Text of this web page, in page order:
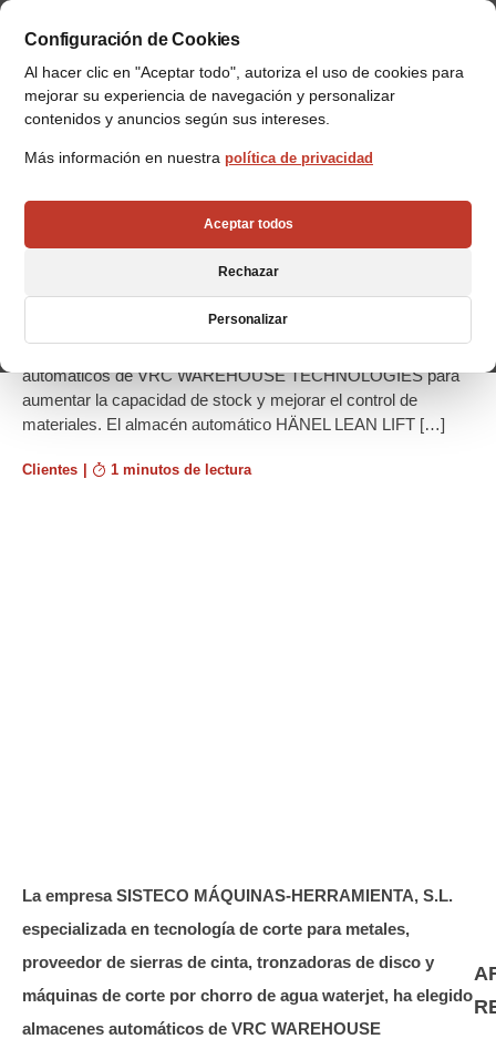
Configuración de Cookies
Al hacer clic en "Aceptar todo", autoriza el uso de cookies para
mejorar su experiencia de navegación y personalizar
contenidos y anuncios según sus intereses.
Más información en nuestra política de privacidad
Aceptar todos
Rechazar
Personalizar
automático de VRC WAREHOUSE
TECHNOLOGIES
La empresa SISTECO MÁQUINAS-HERRAMIENTA, S.L.
especializada en tecnología de corte para metales, proveedor
de sierras de cinta, tronzadoras de disco y máquinas de corte
automáticos de VRC WAREHOUSE TECHNOLOGIES para
aumentar la capacidad de stock y mejorar el control de
materiales. El almacén automático HÄNEL LEAN LIFT […]
Clientes 1 minutos de lectura
La empresa SISTECO MÁQUINAS-HERRAMIENTA, S.L.
especializada en tecnología de corte para metales,
proveedor de sierras de cinta, tronzadoras de disco y
máquinas de corte por chorro de agua waterjet, ha elegido
almacenes automáticos de VRC WAREHOUSE